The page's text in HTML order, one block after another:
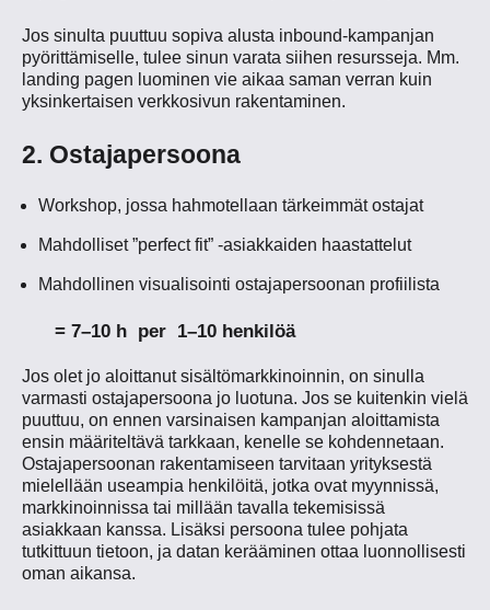
Jos sinulta puuttuu sopiva alusta inbound-kampanjan
pyörittämiselle, tulee sinun varata siihen resursseja. Mm.
landing pagen luominen vie aikaa saman verran kuin
yksinkertaisen verkkosivun rakentaminen.
2. Ostajapersoona
Workshop, jossa hahmotellaan tärkeimmät ostajat
Mahdolliset ”perfect fit” -asiakkaiden haastattelut
Mahdollinen visualisointi ostajapersoonan profiilista
= 7–10 h per 1–10 henkilöä
Jos olet jo aloittanut sisältömarkkinoinnin, on sinulla
varmasti ostajapersoona jo luotuna. Jos se kuitenkin vielä
puuttuu, on ennen varsinaisen kampanjan aloittamista
ensin määriteltävä tarkkaan, kenelle se kohdennetaan.
Ostajapersoonan rakentamiseen tarvitaan yrityksestä
mielellään useampia henkilöitä, jotka ovat myynnissä,
markkinoinnissa tai millään tavalla tekemisissä
asiakkaan kanssa. Lisäksi persoona tulee pohjata
tutkittuun tietoon, ja datan kerääminen ottaa luonnollisesti
oman aikansa.